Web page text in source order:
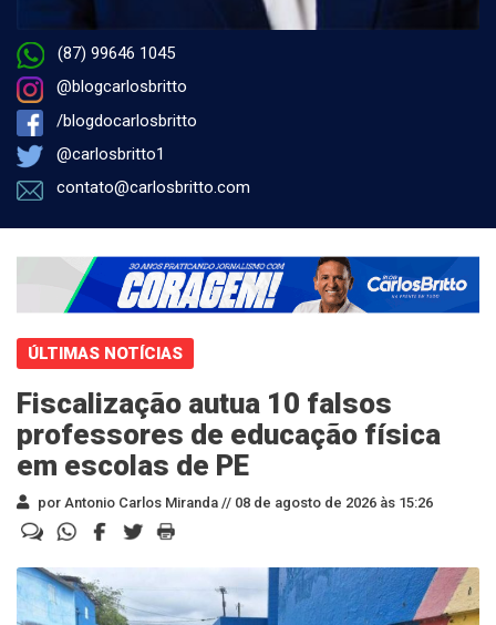
(87) 99646 1045
@blogcarlosbritto
/blogdocarlosbritto
@carlosbritto1
contato@carlosbritto.com
ÚLTIMAS NOTÍCIAS
Fiscalização autua 10 falsos
professores de educação física
em escolas de PE
por Antonio Carlos Miranda // 08 de agosto de 2026 às 15:26